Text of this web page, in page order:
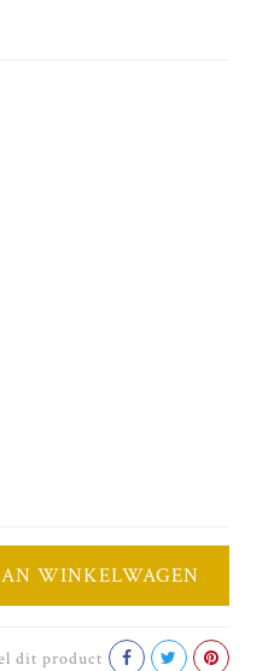
WINKELWAGEN
dit product